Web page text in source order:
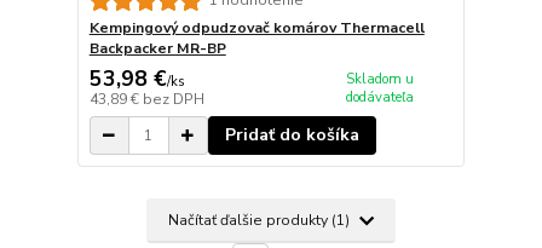
Kempingový odpudzovač komárov Thermacell
Backpacker MR-BP
53,98 €/ks
43,89 € bez DPH
Skladom u
dodávateľa
Pridať do košíka
Načítať ďalšie produkty (1)